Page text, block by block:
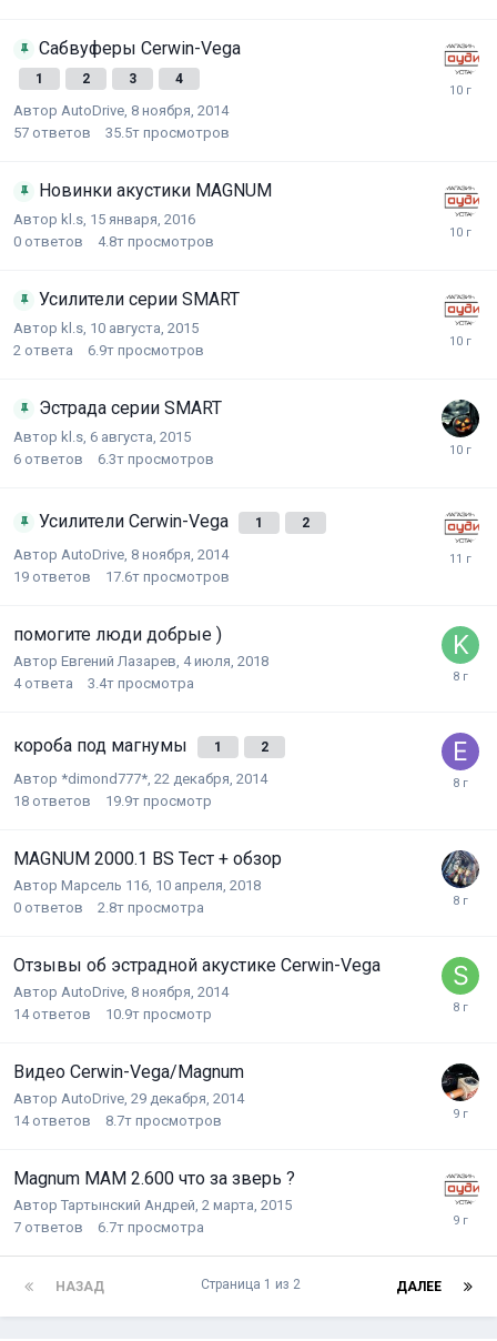
Сабвуферы Cerwin-Vega
1 2 3 4
Автор AutoDrive 8 ноября, 2014
57 ответов 35.5т просмотров
Новинки акустики MAGNUM
Автор kl.s 15 января, 2016
0 ответов 4.8т просмотров
Усилители серии SMART
Автор kl.s 10 августа, 2015
2 ответа 6.9т просмотров
Эстрада серии SMART
Автор kl.s 6 августа, 2015
6 ответов 6.3т просмотров
Усилители Cerwin-Vega 1 2
Автор AutoDrive 8 ноября, 2014
19 ответов 17.6т просмотров
помогите люди добрые )
Автор Евгений Лазарев 4 июля, 2018
4 ответа 3.4т просмотра
короба под магнумы 1 2
Автор *dimond777* 22 декабря, 2014
18 ответов 19.9т просмотр
MAGNUM 2000.1 BS Тест + обзор
Автор Марсель 116 10 апреля, 2018
0 ответов 2.8т просмотра
Отзывы об эстрадной акустике Cerwin-Vega
Автор AutoDrive 8 ноября, 2014
14 ответов 10.9т просмотр
Видео Cerwin-Vega/Magnum
Автор AutoDrive 29 декабря, 2014
14 ответов 8.7т просмотров
Magnum MAM 2.600 что за зверь ?
Автор Тартынский Андрей 2 марта, 2015
7 ответов 6.7т просмотра
НАЗАД ДАЛЕЕ
Страница 1 из 2